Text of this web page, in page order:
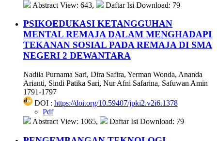
Abstract View: 643,
Daftar Isi Download: 79
PSIKOEDUKASI KETANGGUHAN
MENTAL REMAJA DALAM MENGHADAPI
TEKANAN SOSIAL PADA REMAJA DI SMA
NEGERI 2 DEWANTARA
Nadila Purnama Sari, Dira Safira, Yerman Wonda, Ananda
Arianti, Sindi Patika Sari, Nur Afni Safarina, Safuwan Amin
1791-1797
DOI : https://doi.org/10.59407/jpki2.v2i6.1378
Pdf
Abstract View: 1065,
Daftar Isi Download: 79